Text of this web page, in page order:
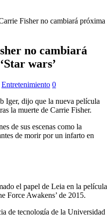
Fisher no cambiará próxima
no cambiará
wars’
Entretenimiento 0
Iger, dijo que la nueva película
la muerte de Carrie Fisher.
de sus escenas como la
de morir por un infarto en
el papel de Leia en la película
Force Awakens’ de 2015.
de tecnología de la Universidad